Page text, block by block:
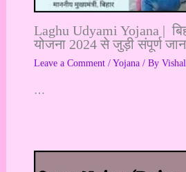
Laghu Udyami Yojana |
योजना 2024 से जुड़ी संपूर्ण
Leave a Comment / Yojana/ By Vishal
…